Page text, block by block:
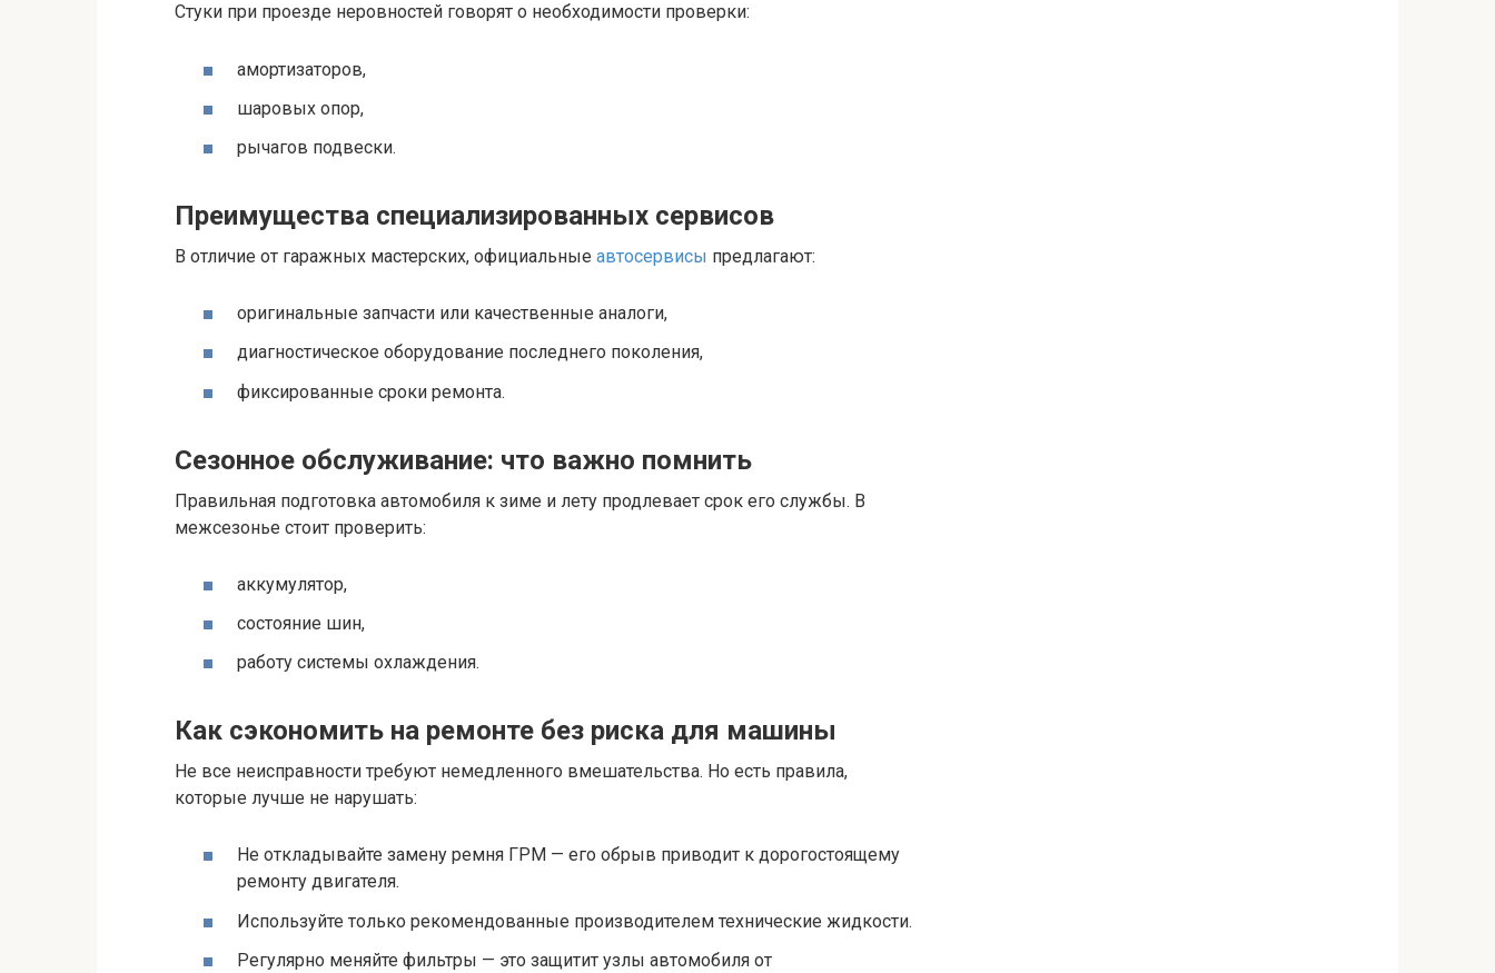
Стуки при проезде неровностей говорят о необходимости проверки:
амортизаторов,
шаровых опор,
рычагов подвески.
Преимущества специализированных сервисов
В отличие от гаражных мастерских, официальные автосервисы предлагают:
оригинальные запчасти или качественные аналоги,
диагностическое оборудование последнего поколения,
фиксированные сроки ремонта.
Сезонное обслуживание: что важно помнить
Правильная подготовка автомобиля к зиме и лету продлевает срок его службы. В
межсезонье стоит проверить:
аккумулятор,
состояние шин,
работу системы охлаждения.
Как сэкономить на ремонте без риска для машины
Не все неисправности требуют немедленного вмешательства. Но есть правила,
которые лучше не нарушать:
Не откладывайте замену ремня ГРМ — его обрыв приводит к дорогостоящему
ремонту двигателя.
Используйте только рекомендованные производителем технические жидкости.
Регулярно меняйте фильтры — это защитит узлы автомобиля от